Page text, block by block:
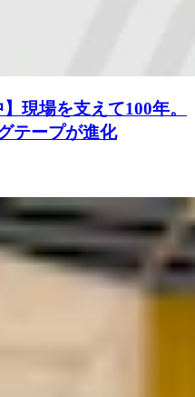
現場を支えて100年。
テープが進化